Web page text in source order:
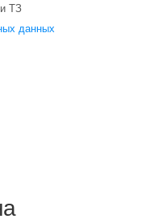
ТЗ
данных